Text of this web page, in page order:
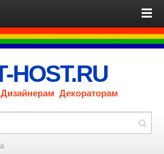
HOST.RU
Декораторам